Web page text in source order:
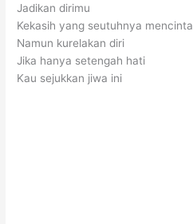
Jadikan dirimu
Kekasih yang seutuhnya mencinta
Namun kurelakan diri
Jika hanya setengah hati
Kau sejukkan jiwa ini